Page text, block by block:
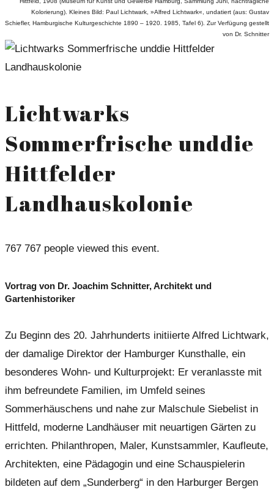
Kolorierung). Kleines Bild: Paul Lichtwark, »Alfred Lichtwark«, undatiert (aus: Gustav
Schiefler, Hamburgische Kulturgeschichte 1890 – 1920. 1985, Tafel 6). Zur Verfügung gestellt
von Dr. Schnitter
Lichtwarks
Sommerfrische unddie
Hittfelder
Landhauskolonie
767 767 people viewed this event.
Vortrag von Dr. Joachim Schnitter, Architekt und
Gartenhistoriker
Zu Beginn des 20. Jahrhunderts initiierte Alfred Lichtwark,
der damalige Direktor der Hamburger Kunsthalle, ein
besonderes Wohn- und Kulturprojekt: Er veranlasste mit
ihm befreundete Familien, im Umfeld seines
Sommerhäuschens und nahe zur Malschule Siebelist in
Hittfeld, moderne Landhäuser mit neuartigen Gärten zu
errichten. Philanthropen, Maler, Kunstsammler, Kaufleute,
Architekten, eine Pädagogin und eine Schauspielerin
bildeten auf dem „Sunderberg“ in den Harburger Bergen